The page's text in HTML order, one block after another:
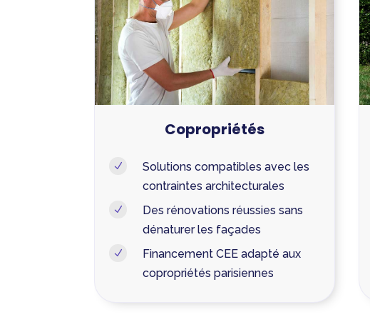
Copropriétés
N
Solutions compatibles avec les
contraintes architecturales
N
Des rénovations réussies sans
dénaturer les façades
N
Financement CEE adapté aux
copropriétés parisiennes